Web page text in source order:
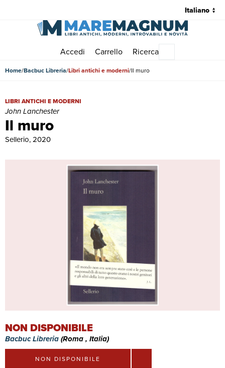
Accedi Carrello Ricerca
Home Bacbuc Libreria Libri antichi e moderni Il muro
Il muro
Il muro | Libri antichi e moderni | John Lanchester
LIBRI ANTICHI E MODERNI
John Lanchester
Sellerio, 2020
NON DISPONIBILE
Bacbuc Libreria(Roma , Italia)
NON DISPONIBILE